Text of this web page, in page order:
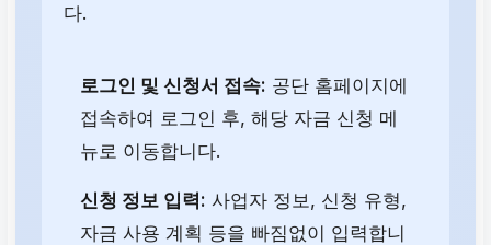
다.
로그인 및 신청서 접속: 공단 홈페이지에
접속하여 로그인 후, 해당 자금 신청 메
뉴로 이동합니다.
신청 정보 입력: 사업자 정보, 신청 유형,
자금 사용 계획 등을 빠짐없이 입력합니